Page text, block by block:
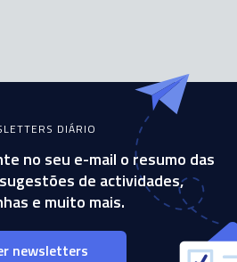
DIÁRIO
no seu e-mail o resumo das
de actividades,
e muito mais.
newsletters